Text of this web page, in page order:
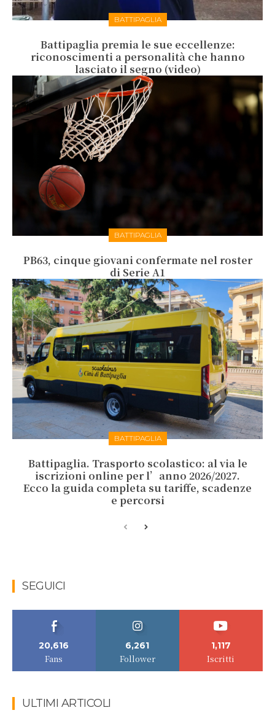
BATTIPAGLIA
Battipaglia premia le sue eccellenze:
riconoscimenti a personalità che hanno
lasciato il segno (video)
BATTIPAGLIA
PB63, cinque giovani confermate nel roster
di Serie A1
BATTIPAGLIA
Battipaglia. Trasporto scolastico: al via le
iscrizioni online per l’anno 2026/2027.
Ecco la guida completa su tariffe, scadenze
e percorsi
SEGUICI
20,616
Fans
6,261
Follower
1,117
Iscritti
ULTIMI ARTICOLI